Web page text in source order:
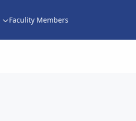
Faculity Members